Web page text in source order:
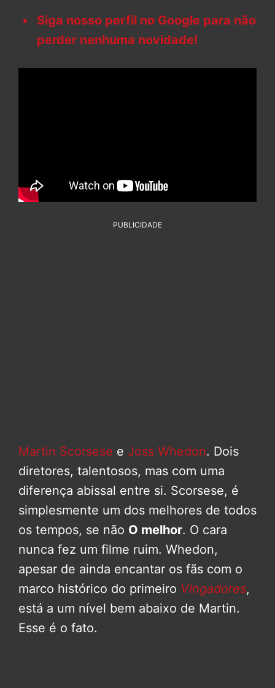
Siga nosso perfil no Google para não
perder nenhuma novidade!
PUBLICIDADE
Martin Scorsese e Joss Whedon. Dois
diretores, talentosos, mas com uma
diferença abissal entre si. Scorsese, é
simplesmente um dos melhores de todos
os tempos, se não O melhor. O cara
nunca fez um filme ruim. Whedon,
apesar de ainda encantar os fãs com o
marco histórico do primeiro Vingadores,
está a um nível bem abaixo de Martin.
Esse é o fato.